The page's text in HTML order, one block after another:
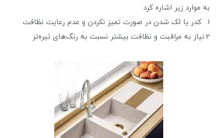
به موارد زیر اشاره کرد:
1. کدر یا لک شدن در صورت تمیز نکردن و عدم رعایت نظافت
2.نیاز به مراقبت و نظافت بیشتر نسبت به رنگ‌های تیره‌تر